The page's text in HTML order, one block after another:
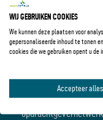
Met trots hebben we
WIJ GEBRUIKEN COOKIES
We kunnen deze plaatsen voor
gepersonaliseerde inhoud te tonen
cookies die we gebruiken opent u de
Accepteer alles